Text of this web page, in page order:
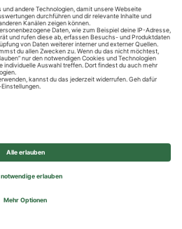
Einstellungen
- All rights reserved